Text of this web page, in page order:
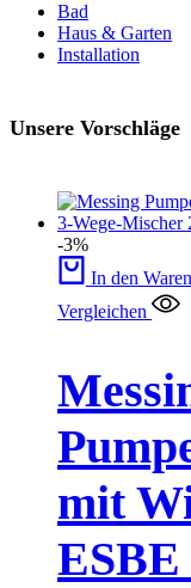
Bad
Haus & Garten
Installation
Unsere Vorschläge
-3%
In den
Vergleichen
mit
ESBE